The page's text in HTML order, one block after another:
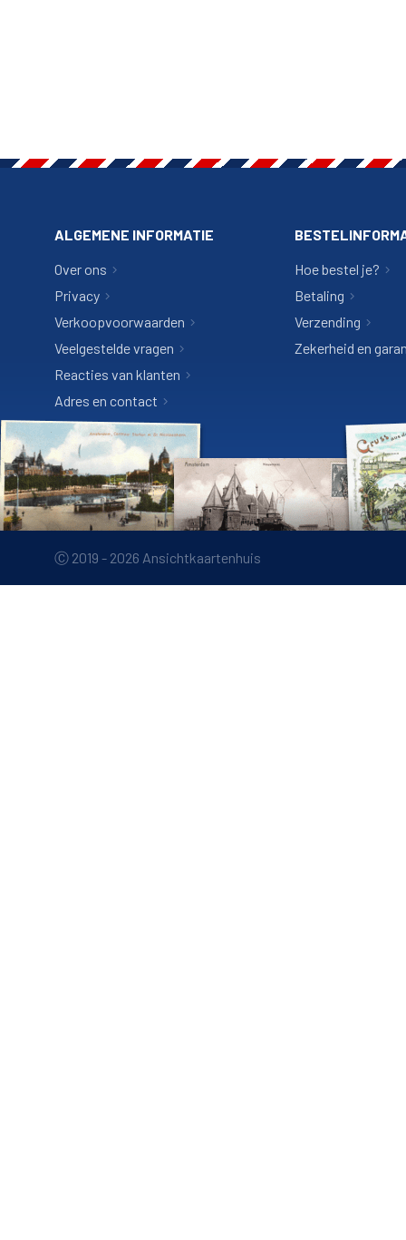
ALGEMENE INFORMATIE
Over ons
Privacy
Verkoopvoorwaarden
Veelgestelde vragen
Reacties van klanten
Adres en contact
Hoe bestel je?
Betaling
Verzending
Zekerheid en
Ⓒ 2019 - 2026 Ansichtkaartenhuis